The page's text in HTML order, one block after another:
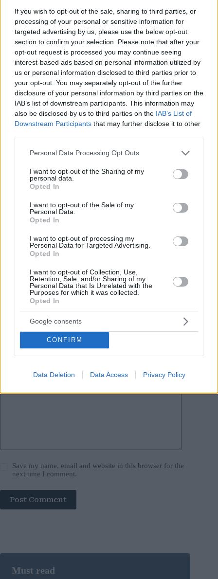
If you wish to opt-out of the sale, sharing to third parties, or
processing of your personal or sensitive information for
targeted advertising by us, please use the below opt-out
section to confirm your selection. Please note that after your
opt-out request is processed you may continue seeing
interest-based ads based on personal information utilized by
us or personal information disclosed to third parties prior to
your opt-out. You may separately opt-out of the further
disclosure of your personal information by third parties on the
IAB’s list of downstream participants. This information may
also be disclosed by us to third parties on the IAB’s List of
Downstream Participants that may further disclose it to other
Please note that this website/app uses one or more Google
not limited to your visit or usage behaviour. You may click to
grant or deny consent to Google and its third-party tags to
use your data for below specified purposes in below Google
consent section.
Personal Data Processing Opt Outs
I want to opt-out of the Sharing of my
personal data.
Opted In
I want to opt-out of the Sale of my
Personal Data.
Opted In
I want to opt-out of processing my
Personal Data for Targeted Advertising.
Opted In
I want to opt-out of Collection, Use,
Retention, Sale, and/or Sharing of my
Personal Data that Is Unrelated with the
Purposes for which it was collected.
Opted In
Google consents
CONFIRM
Data Deletion Data Access Privacy Policy
In einigen Aspekten ist es sinnvoll, dass die Regierung so viel
Mühe darauf verwendet, dass Roboter die Grenzen schützen
können: Es gibt einegravierender Mangel an Polizisten . Es
kommt oft vor, dass Soldaten an den Grenzen aushelfen,
andererseits scheint die Eile, diese Roboter zu
implementieren, nicht gültig, da inzwischen selbst die
Regierung zustimmt, dass es an den Grenzen Ungarns keine
Migrationskrise gibt.
Während es im Jahr 2015 zum Zeitpunkt der Krise 456.000
Fälle gab, in denen der Grenzschutz eingreifen musste,
näherten sich im vergangenen Jahr nur 5.600 Menschen der
ungarischen Grenze oder überquerten sie.
Leider lehnte ORFK es ab, Fragen zu beantworten, unter
an der Grenze hinzufügen würden.
Ausgewählte Bild: www.facebook.com/orbanviktor
Grenze mit Schweinen schützt!
entwicklung #
Künstliche Intelligenz #Militär ungarn
Leave a Reply
Your email address will not be published. Required fields are marked
*
Save my name, email and website in this browser for the
next time I comment.
Post Comment